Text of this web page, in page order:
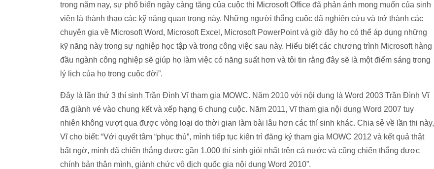
trong năm nay, sự phổ biến ngày càng tăng của cuộc thi Microsoft Office đã phản ánh mong muốn của sinh
viên là thành thạo các kỹ năng quan trọng này. Những người thắng cuộc đã nghiên cứu và trở thành các
chuyên gia về Microsoft Word, Microsoft Excel, Microsoft PowerPoint và giờ đây họ có thể áp dụng những
kỹ năng này trong sự nghiệp học tập và trong công việc sau này. Hiểu biết các chương trình Microsoft hàng
đầu ngành công nghiệp sẽ giúp họ làm việc có năng suất hơn và tôi tin rằng đây sẽ là một điểm sáng trong
lý lịch của họ trong cuộc đời”.
Đây là lần thứ 3 thí sinh Trần Đình Vĩ tham gia MOWC. Năm 2010 với nội dung là Word 2003 Trần Đình Vĩ
đã giành vé vào chung kết và xếp hạng 6 chung cuộc. Năm 2011, Vĩ tham gia nội dung Word 2007 tuy
nhiên không vượt qua được vòng loại do thời gian làm bài lâu hơn các thí sinh khác. Chia sẻ về lần thi này,
Vĩ cho biết: “Với quyết tâm “phục thù”, mình tiếp tục kiên trì đăng ký tham gia MOWC 2012 và kết quả thật
bất ngờ, mình đã chiến thắng được gần 1.000 thí sinh giỏi nhất trên cả nước và cũng chiến thắng được
chính bản thân mình, giành chức vô địch quốc gia nội dung Word 2010”.